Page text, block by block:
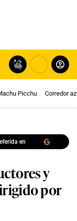
Picchu Corredor
en
y
por